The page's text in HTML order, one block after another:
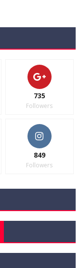
735
Followers
849
Followers